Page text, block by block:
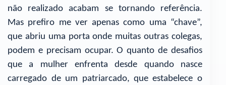
não realizado acabam se tornando referência.
Mas prefiro me ver apenas como uma “chave”,
que abriu uma porta onde muitas outras colegas,
podem e precisam ocupar. O quanto de desafios
que a mulher enfrenta desde quando nasce
carregado de um patriarcado, que estabelece o